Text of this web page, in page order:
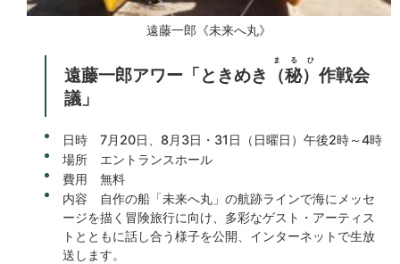
遠藤一郎《未来へ丸》
遠藤一郎アワー「ときめき （秘）
まるひ
作戦会
議」
日時 7月20日、8月3日・31日（日曜日）午後2時～4時
場所 エントランスホール
費用 無料
内容 自作の船「未来へ丸」の航跡ラインで海にメッセ
ージを描く冒険旅行に向け、多彩なゲスト・アーティス
トとともに話し合う様子を公開、インターネットで生放
送します。